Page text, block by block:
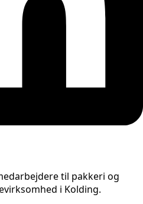
til pakkeri og
i Kolding.